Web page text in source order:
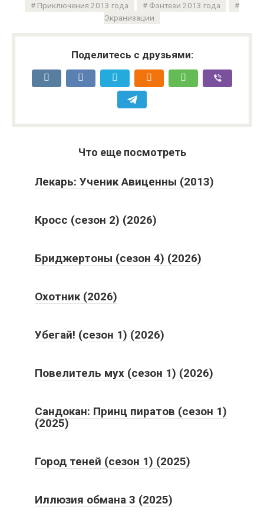
Приключения 2013 года
Фэнтези 2013 года
Экранизации
Поделитесь с друзьями:
Что еще посмотреть
Лекарь: Ученик Авиценны (2013)
Кросс (сезон 2) (2026)
Бриджертоны (сезон 4) (2026)
Охотник (2026)
Убегай! (сезон 1) (2026)
Повелитель мух (сезон 1) (2026)
Сандокан: Принц пиратов (сезон 1)
(2025)
Город теней (сезон 1) (2025)
Иллюзия обмана 3 (2025)